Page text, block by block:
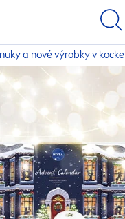
a nové výrobky v kocke